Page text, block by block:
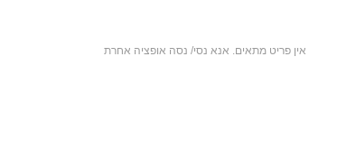
אין פריט מתאים. אנא נסי/ נסה אופציה אחרת